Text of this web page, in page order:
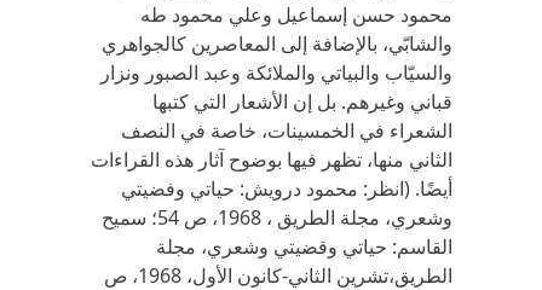
محمود حسن إسماعيل وعلي محمود طه
والشابّي، بالإضافة إلى المعاصرين كالجواهري
والسيّاب والبياتي والملائكة وعبد الصبور ونزار
قباني وغيرهم. بل إن الأشعار التي كتبها
الشعراء في الخمسينات، خاصة في النصف
الثاني منها، تظهر فيها بوضوح آثار هذه القراءات
أيضًا. (انظر: محمود درويش: حياتي وفضيتي
وشعري، مجلة الطريق ، 1968، ص 54؛ سميح
القاسم: حياتي وقضيتي وشعري، مجلة
الطريق،تشرين الثاني-كانون الأول، 1968، ص